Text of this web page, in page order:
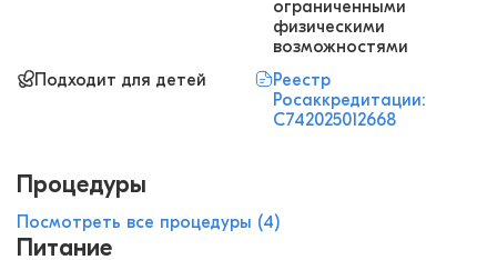
ограниченными
физическими
возможностями
Подходит для детей
Реестр
Росаккредитации:
С742025012668
Процедуры
Посмотреть все процедуры (4)
Питание